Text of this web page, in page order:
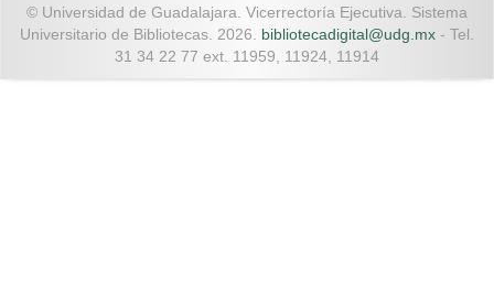
© Universidad de Guadalajara. Vicerrectoría Ejecutiva. Sistema
Universitario de Bibliotecas. 2026. bibliotecadigital@udg.mx - Tel.
31 34 22 77 ext. 11959, 11924, 11914